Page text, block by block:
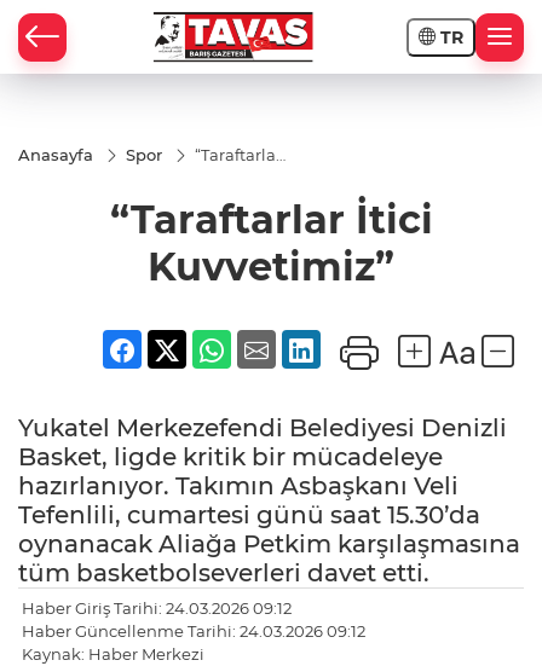
TR
Anasayfa Spor
“Taraftarlar
“Taraftarlar İtici
Kuvvetimiz”
Yukatel Merkezefendi Belediyesi Denizli
Basket, ligde kritik bir mücadeleye
hazırlanıyor. Takımın Asbaşkanı Veli
Tefenlili, cumartesi günü saat 15.30’da
oynanacak Aliağa Petkim karşılaşmasına
tüm basketbolseverleri davet etti.
Haber Giriş Tarihi: 24.03.2026 09:12
Haber Güncellenme Tarihi: 24.03.2026 09:12
Kaynak: Haber Merkezi